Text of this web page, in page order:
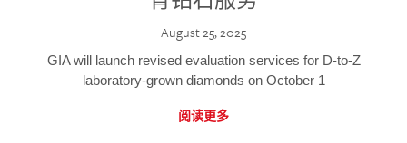
August 25, 2025
GIA will launch revised evaluation services for D-to-Z
laboratory-grown diamonds on October 1
阅读更多